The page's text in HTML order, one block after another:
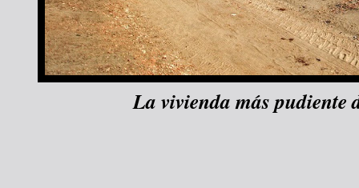
La vivienda más pudiente